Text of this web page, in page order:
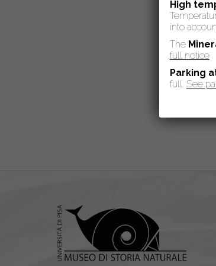
High
into
The
full notice
Parking
full. See